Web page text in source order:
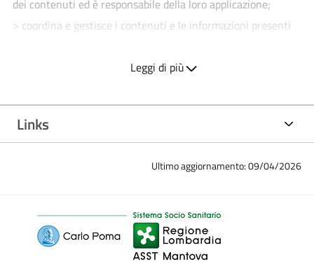
dei contenuti ed è responsabile della loro applicazione;
> coordina e gestisce i contenuti e le informazioni presenti
> coordina e gestisce i processi redazionali
> raccoglie le segnalazioni sui contenuti obsoleti e sulle
difformità tra le informazioni presenti sul sito e quelle
Socio Sanitaria Territoriale di Mantova:
Elena Miglioli| Dirigente Tecnico Area Ufficio Stampa e
Leggi di più
Links
Ultimo aggiornamento: 09/04/2026